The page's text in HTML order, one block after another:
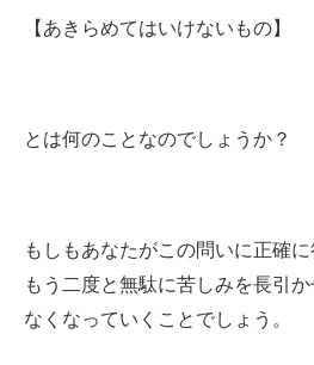
【あきらめてはいけないもの】
とは何のことなのでしょうか？
もしもあなたがこの問いに正確に
もう二度と無駄に苦しみを長引
なくなっていくことでしょう。